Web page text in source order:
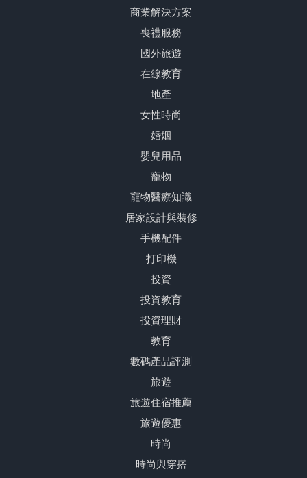
商業解決方案
喪禮服務
國外旅遊
在線教育
地產
女性時尚
婚姻
嬰兒用品
寵物
寵物醫療知識
居家設計與裝修
手機配件
打印機
投資
投資教育
投資理財
教育
數碼產品評測
旅遊
旅遊住宿推薦
旅遊優惠
時尚
時尚與穿搭